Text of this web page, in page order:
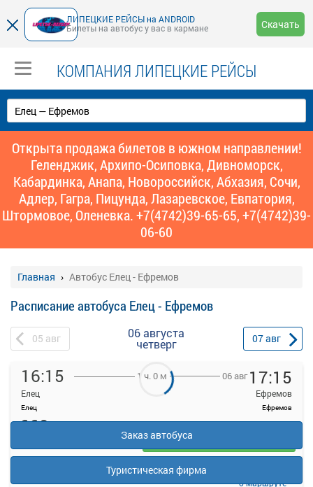
ЛИПЕЦКИЕ РЕЙСЫ на ANDROID
Билеты на автобус у вас в кармане
Скачать
КОМПАНИЯ ЛИПЕЦКИЕ РЕЙСЫ
Открыта продажа билетов в южном направлении!
Геленджик, Архипо-Осиповка, Дивноморск,
Кабардинка, Анапа, Новороссийск, Абхазия, Сочи,
Адлер, Гагра, Пицунда, Лазаревское, Евпатория,
Штормовое, Оленевка. +7(4742)39-65-65, +7(4742)39-
06-60
Главная Автобус Елец - Ефремов
Расписание автобуса Елец - Ефремов
05 авг 06 августа
четверг 07авг
16:15
Елец
Елец
1 ч. 0 м 06 авг 17:15
Ефремов
Ефремов
о маршруте
660 Заказ автобуса
Туристическая фирма